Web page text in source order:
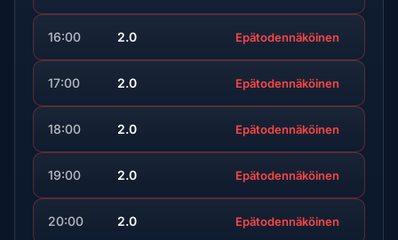
16:00 2.0 Epätodennäköinen
17:00 2.0 Epätodennäköinen
18:00 2.0 Epätodennäköinen
19:00 2.0 Epätodennäköinen
20:00 2.0 Epätodennäköinen